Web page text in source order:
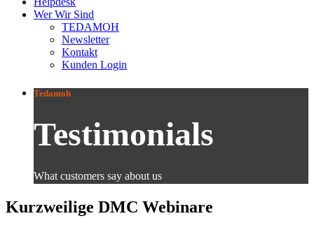
Wer Wir Sind
TEDAMOH
Newsletter
Kontakt
Kunden Login
Tedamoh
Testimonials
What customers say about us
Kurzweilige DMC Webinare